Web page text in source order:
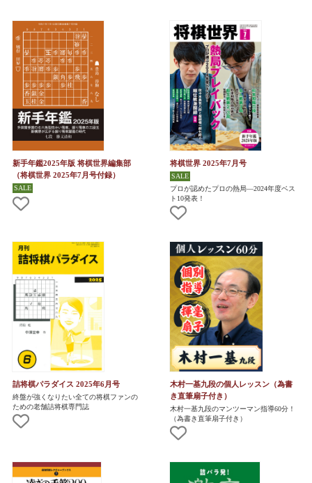
新手年鑑2025年版 将棋世界編集部
（将棋世界 2025年7月号付録）
将棋世界 2025年7月号
プロが認めたプロの熱局―2024年度ベス
ト10発表！
詰将棋パラダイス 2025年6月号
終盤が強くなりたい全ての将棋ファンの
ための老舗詰将棋専門誌
木村一基九段の個人レッスン（為書
き直筆扇子付き）
木村一基九段のマンツーマン指導60分！
（為書き直筆扇子付き）